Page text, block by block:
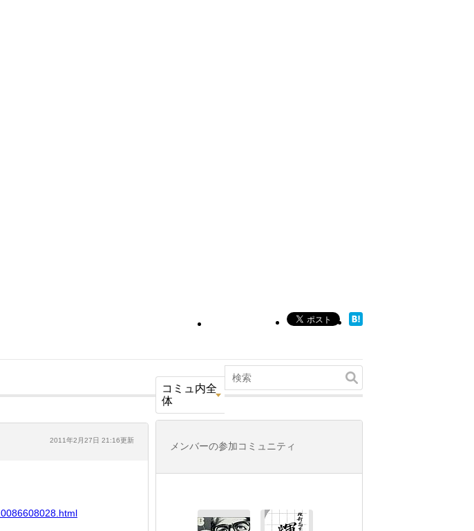
コミュ内全
体
2011年2月27日 21:16更新
0086608028.html
メンバーの参加コミュニティ